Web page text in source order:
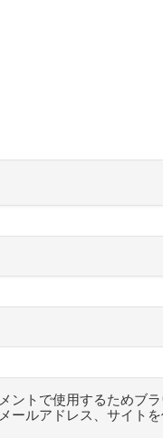
ントで使用するためブ
ールアドレス、サイトを